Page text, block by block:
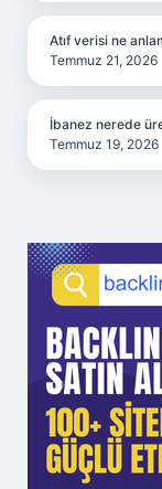
Atıf verisi ne
Temmuz 21, 2026
İbanez nerede
Temmuz 19, 2026